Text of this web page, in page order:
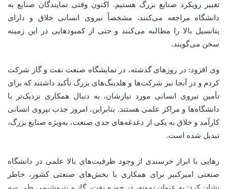
تغییر رویکرد صنایع بزرگ هستیم. اکنون وقتی نمایندگان صنایع به
دانشگاه مراجعه می‌کنند، مشخصاً نیروی انسانی خلاق و دارای
پتانسیل بالا را مطالبه می‌کنند و حتی از کمبودهایی در این زمینه
سخن می‌گویند.
وی افزود: در روزهای گذشته، در نمایشگاه صنعت نفت و گاز شرکت
کردم و در آنجا نیز شرکت‌ها و هلدینگ‌های بزرگ تأکید داشتند که برای
تأمین نیروی انسانی مورد نیازشان، به دنبال همکاری نزدیک‌تر با
دانشگاه‌ها و مراکز علمی هستند. بنابراین، امروز جذب نیروی انسانی
کارآمد و خلاق به یکی از دغدغه‌های جدی صنعت، به‌ویژه صنایع بزرگ،
تبدیل شده است.
رهایی با ابراز خرسندی از وجود ظرفیت‌های بالا علمی در دانشگاه
صنعتی امیرکبیر برای همکاری با بخش‌های صنعتی کشور، خاطر